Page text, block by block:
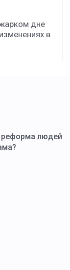
дне
в
реформа людей